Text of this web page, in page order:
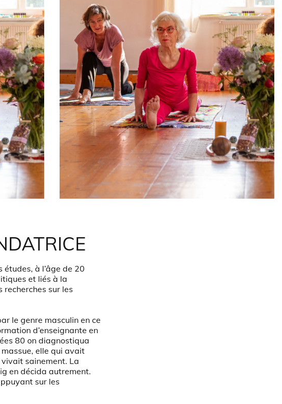
à l’âge de 20
et liés à la
sur les
le genre masculin en ce
d’enseignante en
80 on diagnostiqua
massue, elle qui avait
sainement. La
en décida autrement.
sur les